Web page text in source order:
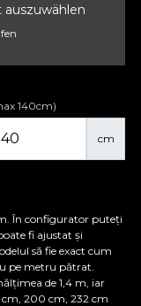
cm
140cm)
În configurator puteți
fi ajustat și
să fie exact cum
pe metru pătrat.
de 1,4 m, iar
200 cm, 232 cm